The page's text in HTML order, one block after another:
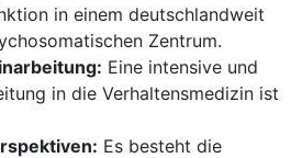
in einem deutschlandweit
Zentrum.
Eine intensive und
in die Verhaltensmedizin ist
Es besteht die